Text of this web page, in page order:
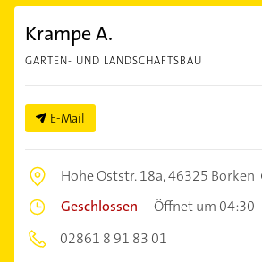
Krampe A.
GARTEN- UND LANDSCHAFTSBAU
E-Mail
Hohe Oststr. 18a,46325 Borken
Geschlossen –Öffnet um 04:30
02861 8 91 83 01